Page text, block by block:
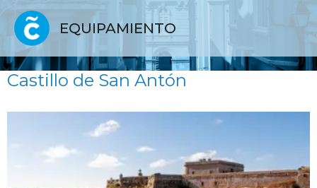
EQUIPAMIENTO
Castillo de San Antón